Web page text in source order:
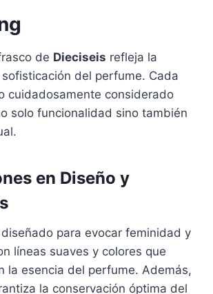
de Dieciseis refleja la
del perfume. Cada
cuidadosamente considerado
solo funcionalidad sino también
en Diseño y
para evocar feminidad y
líneas suaves y colores que
la esencia del perfume. Además,
la conservación óptima del